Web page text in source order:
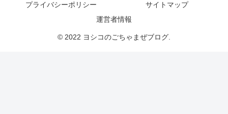
プライバシーポリシー
サイトマップ
運営者情報
© 2022 ヨシコのごちゃまぜブログ.